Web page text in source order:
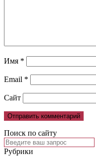
Имя *
Email *
Сайт
Поиск по сайту
Рубрики